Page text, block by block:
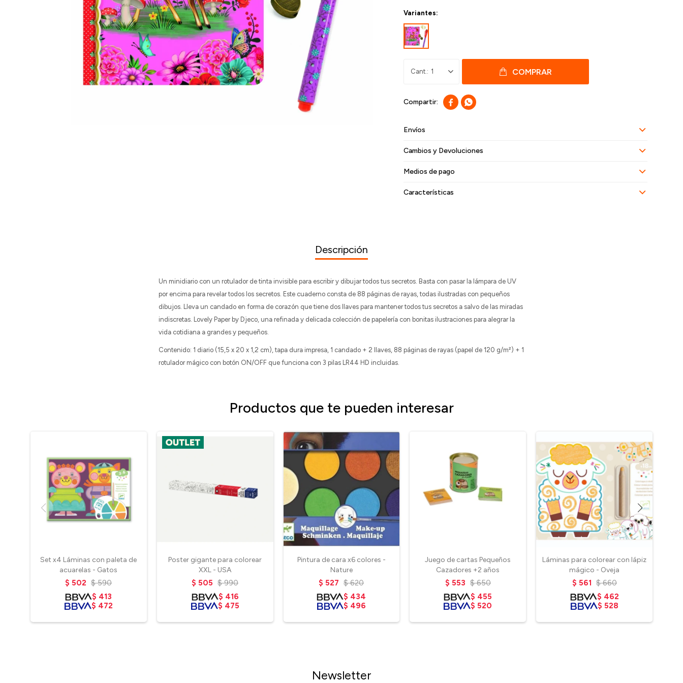
Variantes:
1 COMPRAR
 
Envíos
Cambios y Devoluciones
Medios de pago
Características
Descripción
Un minidiario con un rotulador de tinta invisible para escribir y dibujar todos tus secretos. Basta con pasar la lámpara de UV
por encima para revelar todos los secretos. Este cuaderno consta de 88 páginas de rayas, todas ilustradas con pequeños
dibujos. Lleva un candado en forma de corazón que tiene dos llaves para mantener todos tus secretos a salvo de las miradas
indiscretas. Lovely Paper by Djeco, una refinada y delicada colección de papelería con bonitas ilustraciones para alegrar la
vida cotidiana a grandes y pequeños.
Contenido: 1 diario (15,5 x 20 x 1,2 cm), tapa dura impresa, 1 candado + 2 llaves, 88 páginas de rayas (papel de 120 g/m²) + 1
rotulador mágico con botón ON/OFF que funciona con 3 pilas LR44 HD incluidas.
Productos que te pueden interesar
Set x4 Láminas con paleta de
acuarelas - Gatos
$ 502 $ 590
$ 413
$ 472
Poster gigante para colorear
XXL - USA
$ 505 $ 990
$ 416
$ 475
Pintura de cara x6 colores -
Nature
$ 527 $ 620
$ 434
$ 496
Juego de cartas Pequeños
Cazadores +2 años
$ 553 $ 650
$ 455
$ 520
Láminas para colorear con lápiz
mágico - Oveja
$ 561 $ 660
$ 462
$ 528
Newsletter